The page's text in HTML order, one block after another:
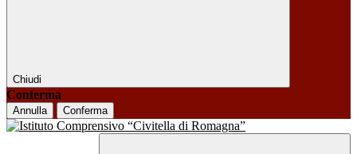
Chiudi
Conferma
Annulla Conferma